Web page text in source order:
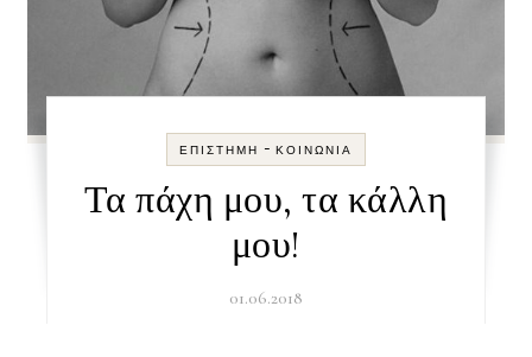
ΕΠΙΣΤΉΜΗ - ΚΟΙΝΩΝΊΑ
Τα πάχη μου, τα κάλλη
μου!
01.06.2018